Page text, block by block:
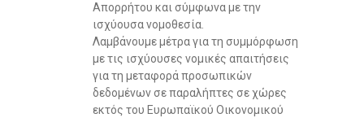
Απορρήτου και σύμφωνα με την
ισχύουσα νομοθεσία.
Λαμβάνουμε μέτρα για τη συμμόρφωση
με τις ισχύουσες νομικές απαιτήσεις
για τη μεταφορά προσωπικών
δεδομένων σε παραλήπτες σε χώρες
εκτός του Ευρωπαϊκού Οικονομικού